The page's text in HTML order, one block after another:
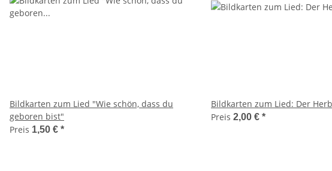
Bildkarten zum Lied "Wie schön, dass du
geboren bist"
Preis 1,50 € *
Bildkarten zum Lied: Der
Preis 2,00 € *